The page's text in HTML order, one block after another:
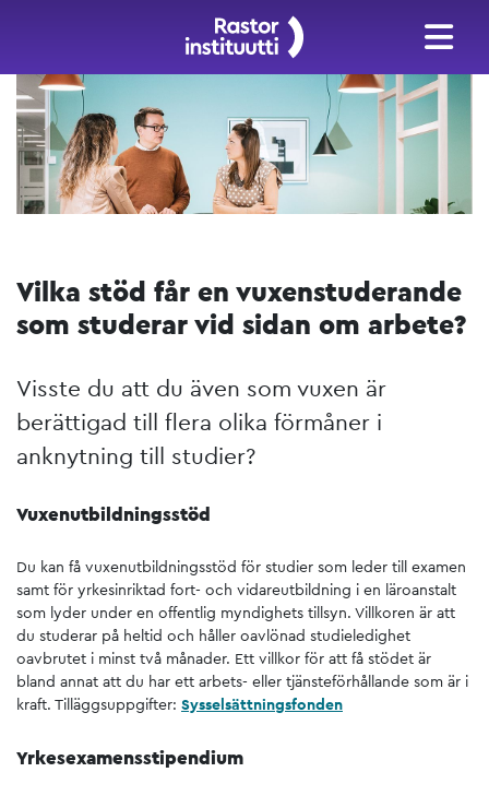
Vilka stöd får en vuxenstuderande
som studerar vid sidan om arbete?
Visste du att du även som vuxen är
berättigad till flera olika förmåner i
anknytning till studier?
Vuxenutbildningsstöd
Du kan få vuxenutbildningsstöd för studier som leder till examen
samt för yrkesinriktad fort- och vidareutbildning i en läroanstalt
som lyder under en offentlig myndighets tillsyn. Villkoren är att
du studerar på heltid och håller oavlönad studieledighet
oavbrutet i minst två månader. Ett villkor för att få stödet är
bland annat att du har ett arbets- eller tjänsteförhållande som är i
kraft. Tilläggsuppgifter: Sysselsättningsfonden
Yrkesexamensstipendium